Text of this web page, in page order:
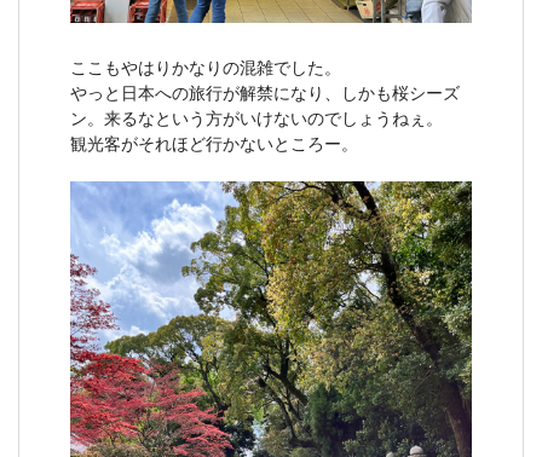
ここもやはりかなりの混雑でした。
やっと日本への旅行が解禁になり、しかも桜シーズ
ン。来るなという方がいけないのでしょうねぇ。
観光客がそれほど行かないところー。